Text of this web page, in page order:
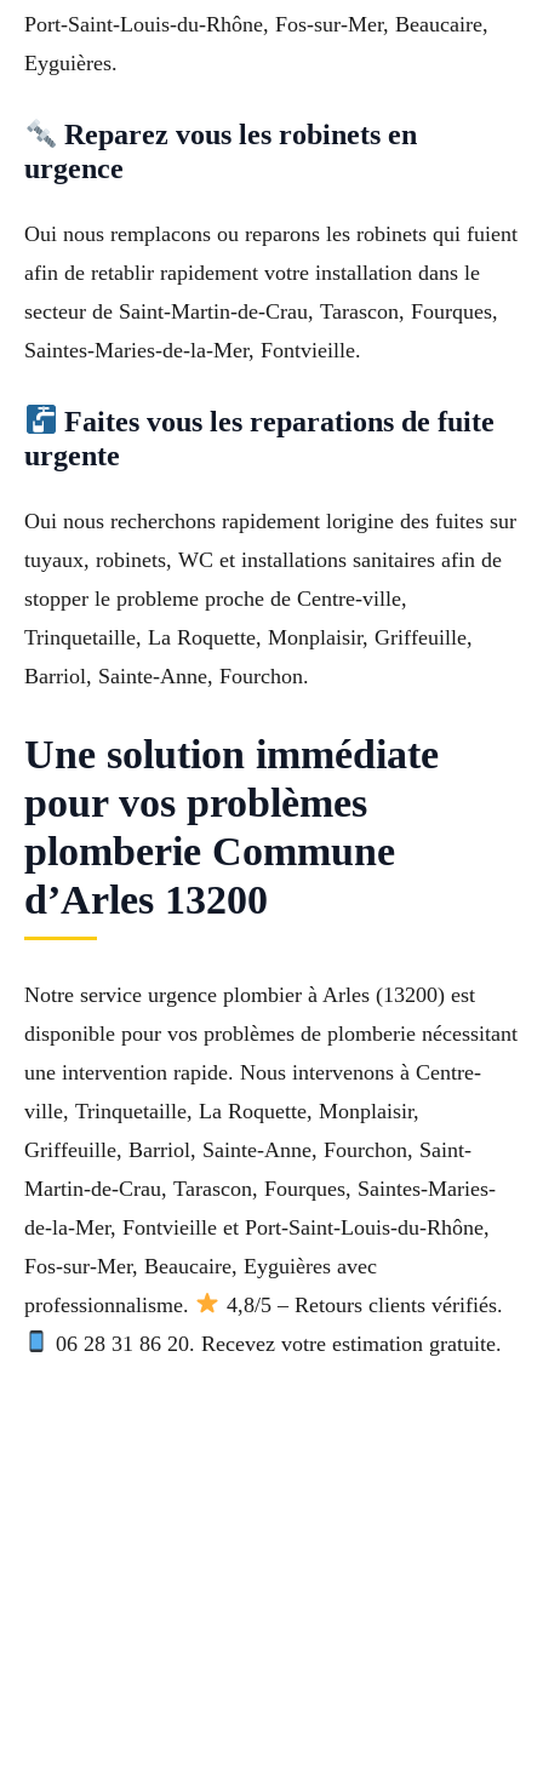
Port-Saint-Louis-du-Rhône, Fos-sur-Mer, Beaucaire,
Eyguières.
Reparez vous les robinets en
urgence
Oui nous remplacons ou reparons les robinets qui fuient
afin de retablir rapidement votre installation dans le
secteur de Saint-Martin-de-Crau, Tarascon, Fourques,
Saintes-Maries-de-la-Mer, Fontvieille.
Faites vous les reparations de fuite
urgente
Oui nous recherchons rapidement lorigine des fuites sur
tuyaux, robinets, WC et installations sanitaires afin de
stopper le probleme proche de Centre-ville,
Trinquetaille, La Roquette, Monplaisir, Griffeuille,
Barriol, Sainte-Anne, Fourchon.
Une solution immédiate
pour vos problèmes
plomberie Commune
d’Arles 13200
Notre service urgence plombier à Arles (13200) est
disponible pour vos problèmes de plomberie nécessitant
une intervention rapide. Nous intervenons à Centre-
ville, Trinquetaille, La Roquette, Monplaisir,
Griffeuille, Barriol, Sainte-Anne, Fourchon, Saint-
Martin-de-Crau, Tarascon, Fourques, Saintes-Maries-
de-la-Mer, Fontvieille et Port-Saint-Louis-du-Rhône,
Fos-sur-Mer, Beaucaire, Eyguières avec
professionnalisme.
4,8/5 – Retours clients vérifiés.
06 28 31 86 20. Recevez votre estimation gratuite.